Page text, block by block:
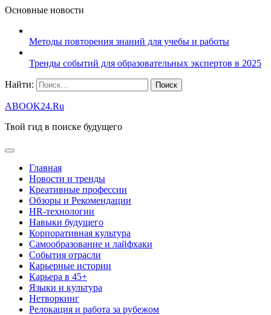
Основные новости
Методы повторения знаний для учебы и работы
Тренды событий для образовательных экспертов в 2025
Найти:
ABOOK24.Ru
Твой гид в поиске будущего
Главная
Новости и тренды
Креативные профессии
Обзоры и Рекомендации
HR‑технологии
Навыки будущего
Корпоративная культура
Самообразование и лайфхаки
События отрасли
Карьерные истории
Карьера в 45+
Языки и культура
Нетворкинг
Релокация и работа за рубежом